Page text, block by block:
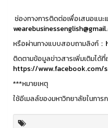
ช่องทางการติดต่อเพื่อเสนอแนะ
หรือผ่านทางแบบสอบถามลิงก์：
ติดตามข้อมูลข่าวสารเพิ่มเติมได้
https://www.facebook.com/
***หมายเหตุ
ใช้อีเมลล์ของมหาวิทยาลัยในกา